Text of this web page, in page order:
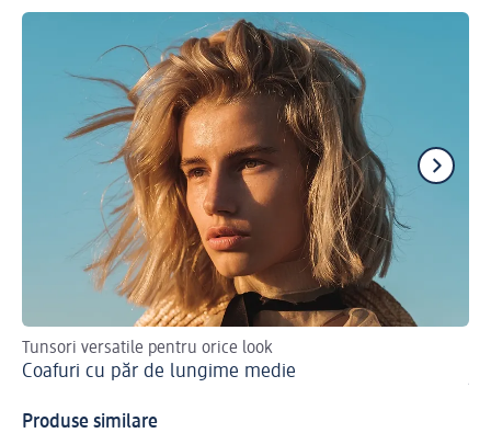
Tunsori versatile pentru orice look
Coafuri cu păr de lungime medie
Produse similare